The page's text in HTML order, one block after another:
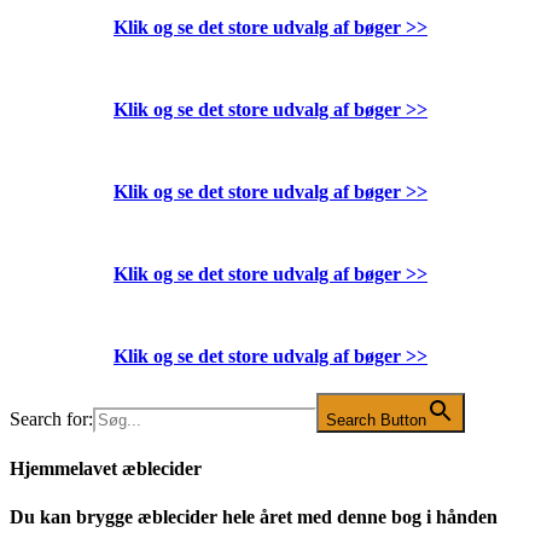
Klik og se det store udvalg af bøger >>
Klik og se det store udvalg af bøger >>
Klik og se det store udvalg af bøger >>
Klik og se det store udvalg af bøger >>
Klik og se det store udvalg af bøger >>
Search for: Search Button
Hjemmelavet æblecider
Du kan brygge æblecider hele året med denne bog i hånden